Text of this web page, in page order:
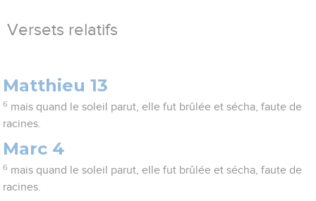
Versets relatifs
Matthieu 13
6 mais quand le soleil parut, elle fut brûlée et sécha, faute de
racines.
Marc 4
6 mais quand le soleil parut, elle fut brûlée et sécha, faute de
racines.